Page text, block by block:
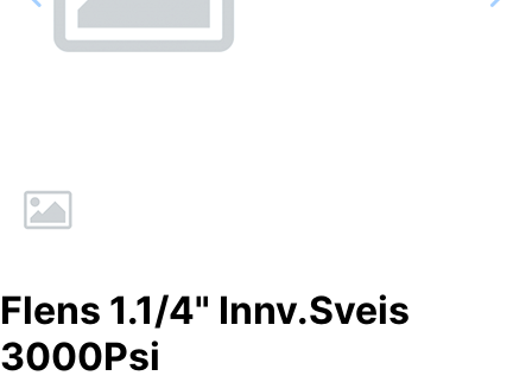
Flens 1.1/4" Innv.Sveis
3000Psi